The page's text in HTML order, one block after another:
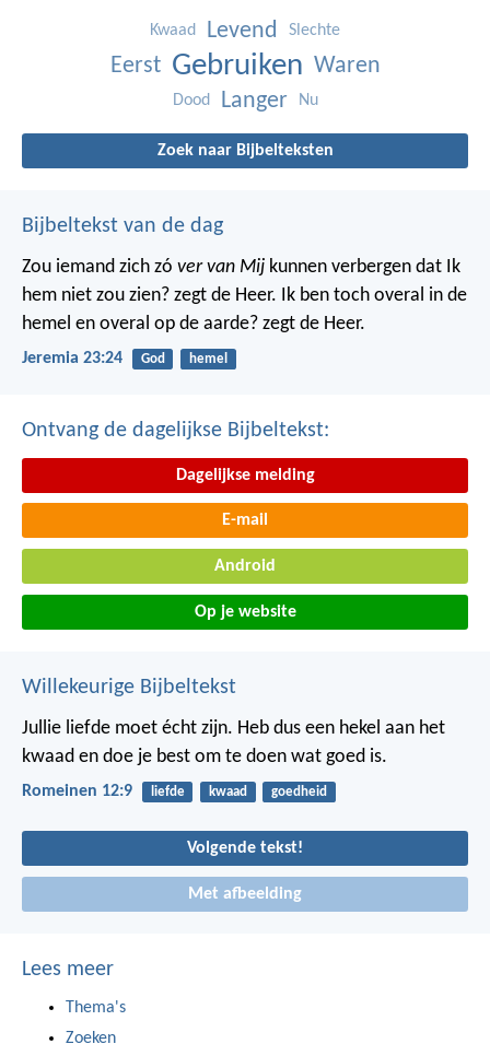
Kwaad Levend Slechte
Eerst Gebruiken Waren
Dood Langer Nu
Zoek naar Bijbelteksten
Bijbeltekst van de dag
Zou iemand zich zó ver van Mij kunnen verbergen dat Ik
hem niet zou zien? zegt de Heer. Ik ben toch overal in de
hemel en overal op de aarde? zegt de Heer.
Jeremia 23:24 God hemel
Ontvang de dagelijkse Bijbeltekst:
Dagelijkse melding
E-mail
Android
Op je website
Willekeurige Bijbeltekst
Jullie liefde moet écht zijn. Heb dus een hekel aan het
kwaad en doe je best om te doen wat goed is.
Romeinen 12:9 liefde kwaad goedheid
Volgende tekst!
Met afbeelding
Lees meer
Thema's
Zoeken